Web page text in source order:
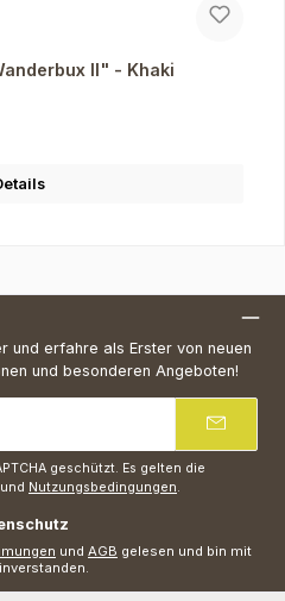
II" - Khaki
und erfahre als Erster von neuen
und besonderen Angeboten!
geschützt. Es gelten die
und Nutzungsbedingungen
und AGB gelesen und bin mit